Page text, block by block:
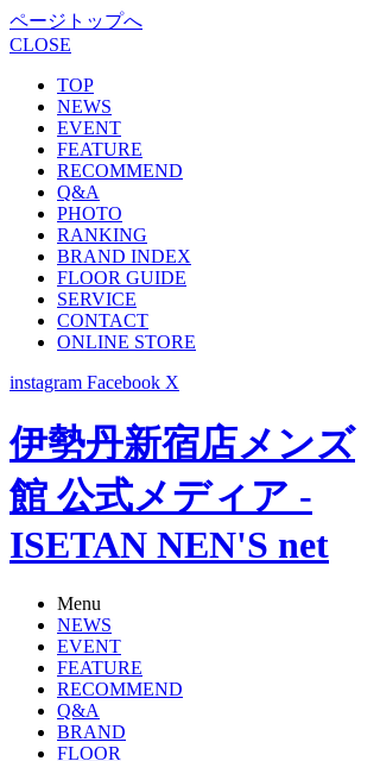
ページトップへ
CLOSE
TOP
NEWS
EVENT
FEATURE
RECOMMEND
Q&A
PHOTO
RANKING
BRAND INDEX
FLOOR GUIDE
SERVICE
CONTACT
ONLINE STORE
instagram Facebook X
伊勢丹新宿店メンズ
館 公式メディア -
ISETAN NEN'S net
Menu
NEWS
EVENT
FEATURE
RECOMMEND
Q&A
BRAND
FLOOR